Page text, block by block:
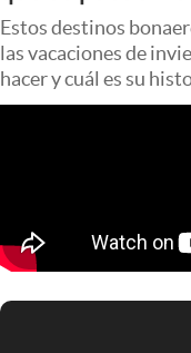
Apertura
Eventos Corporativos
El Cronista Studio
Estos destinos
las vacaciones de
hacer y cuál es su